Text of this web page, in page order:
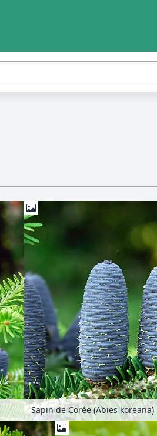
Sapin de Corée (Abies koreana)